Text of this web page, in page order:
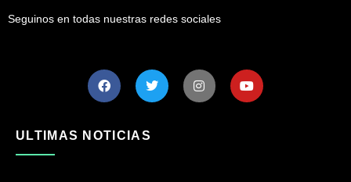
Seguinos en todas nuestras redes sociales
ULTIMAS NOTICIAS